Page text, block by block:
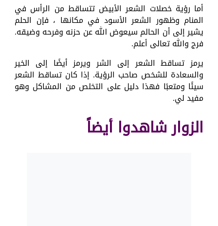
أما رؤية خصلات الشعر الأبيض تتساقط من الرأس في
المنام وظهور الشعر الأسود في مكانها ، فإن الحلم
يشير إلى أن الحالم سيعوض الله عن حزنه وفرحه وضيقه.
فرج والله تعالى أعلم.
يرمز تساقط الشعر إلى الشر ويرمز أيضًا إلى الخير
والسعادة للشخص صاحب الرؤية. إذا كان تساقط الشعر
سيئًا ومتعبًا فهذا دليل على التخلص من المشاكل وهو
مفيد لي.
الزوار شاهدوا أيضاً